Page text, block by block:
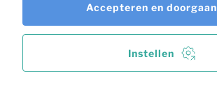
Instellen
Accepteren en doorgaan